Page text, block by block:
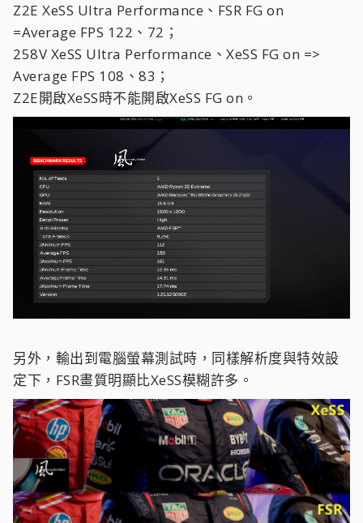
Z2E XeSS Ultra Performance、FSR FG on
=Average FPS 122、72；
258V XeSS Ultra Performance、XeSS FG on =>
Average FPS 108、83；
Z2E開啟XeSS時不能開啟XeSS FG on。
另外，輸出到電腦螢幕測試時，同樣解析度與特效設
定下，FSR畫質明顯比XeSS模糊許多。